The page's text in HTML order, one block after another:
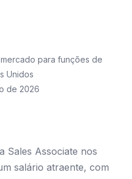
para funções de
Unidos
de 2026
Sales Associate nos
salário atraente, com